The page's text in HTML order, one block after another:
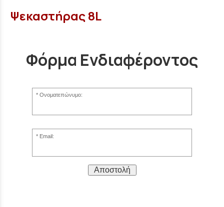
Ψεκαστήρας 8L
Φόρμα Ενδιαφέροντος
Ονοματεπώνυμο:
Email:
Αποστολή